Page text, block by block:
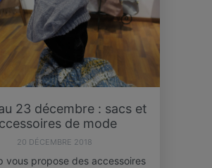
23 décembre : sacs et
de mode
20 DÉCEMBRE 2018
vous propose des accessoires